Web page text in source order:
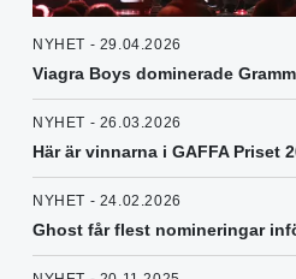
NYHET - 29.04.2026
Viagra Boys dominerade
NYHET - 26.03.2026
Här är vinnarna i GAFFA Priset
NYHET - 24.02.2026
Ghost får flest nomineringar